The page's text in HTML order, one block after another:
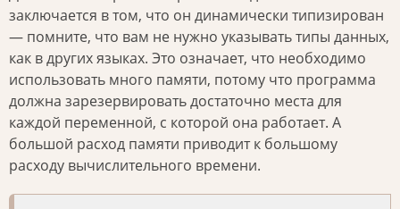
заключается в том, что он динамически типизирован
— помните, что вам не нужно указывать типы данных,
как в других языках. Это означает, что необходимо
использовать много памяти, потому что программа
должна зарезервировать достаточно места для
каждой переменной, с которой она работает. А
большой расход памяти приводит к большому
расходу вычислительного времени.